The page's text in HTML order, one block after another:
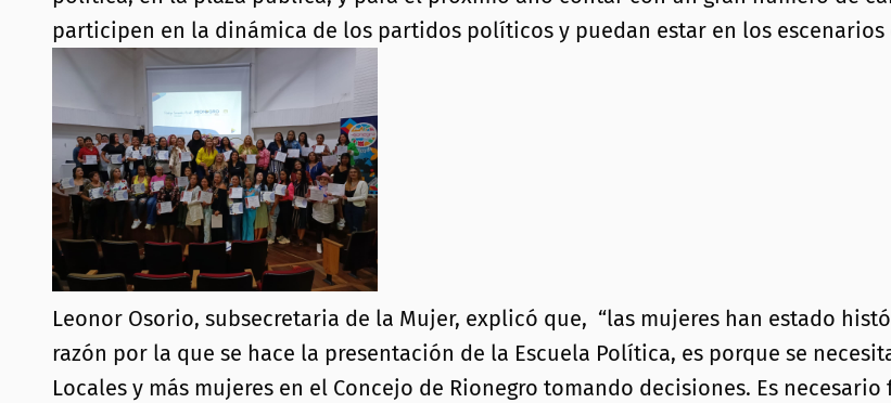
participen en la dinámica de los partidos políticos y puedan estar en los escenarios
Leonor Osorio, subsecretaria de la Mujer, explicó que, “las mujeres han estado
razón por la que se hace la presentación de la Escuela Política, es porque se
Locales y más mujeres en el Concejo de Rionegro tomando decisiones. Es